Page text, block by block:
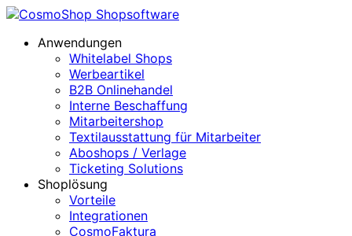
Anwendungen
Whitelabel Shops
Werbeartikel
B2B Onlinehandel
Interne Beschaffung
Mitarbeitershop
Textilausstattung für Mitarbeiter
Aboshops / Verlage
Ticketing Solutions
Shoplösung
Vorteile
Integrationen
CosmoFaktura